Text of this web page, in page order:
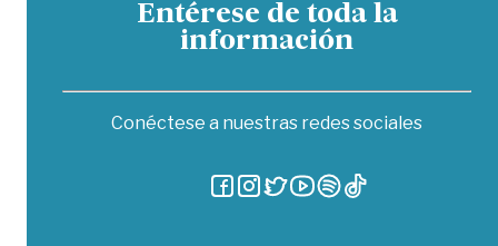
Entérese de toda la
información
Conéctese a nuestras redes sociales